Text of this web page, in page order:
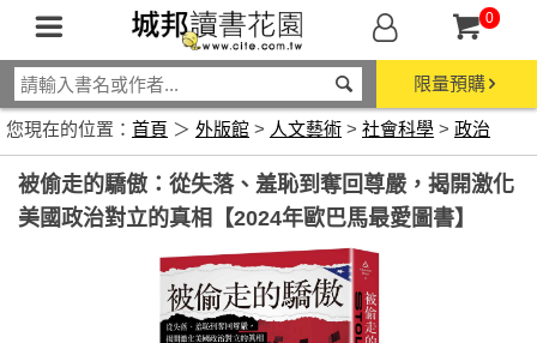
0
限量預購
您現在的位置： 首頁 ＞ 外版館 > 人文藝術 > 社會科學 > 政治
被偷走的驕傲：從失落、羞恥到奪回尊嚴，揭開激化
美國政治對立的真相【2024年歐巴馬最愛圖書】